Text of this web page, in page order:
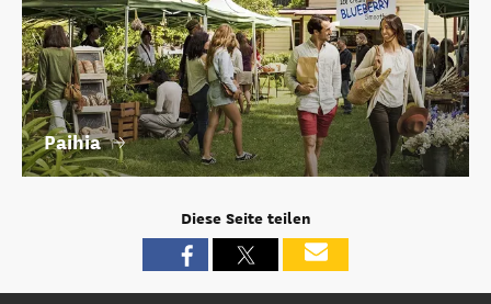
Paihia
Diese Seite teilen